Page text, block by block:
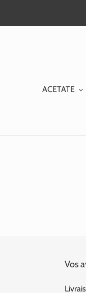
ACETATE
Vos